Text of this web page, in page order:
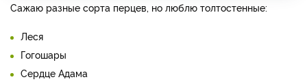
Сажаю разные сорта перцев, но люблю толтостенные:
Леся
Гогошары
Сердце Адама